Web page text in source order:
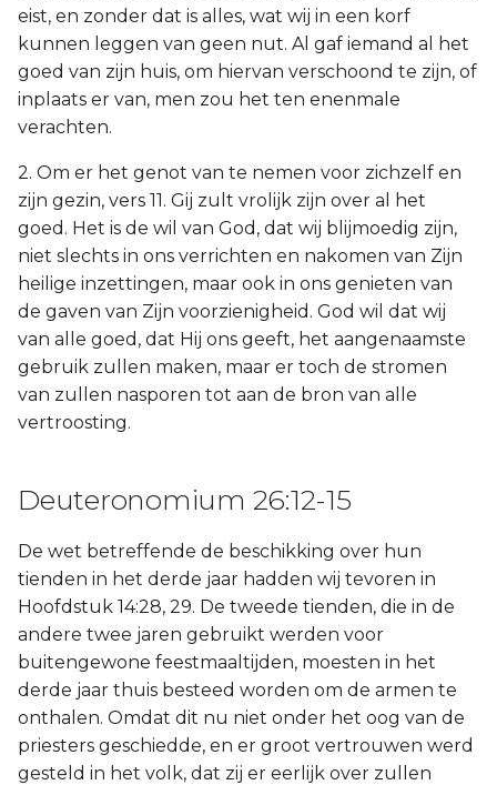
eist, en zonder dat is alles, wat wij in een korf
kunnen leggen van geen nut. Al gaf iemand al het
goed van zijn huis, om hiervan verschoond te zijn, of
inplaats er van, men zou het ten enenmale
verachten.
2. Om er het genot van te nemen voor zichzelf en
zijn gezin, vers 11. Gij zult vrolijk zijn over al het
goed. Het is de wil van God, dat wij blijmoedig zijn,
niet slechts in ons verrichten en nakomen van Zijn
heilige inzettingen, maar ook in ons genieten van
de gaven van Zijn voorzienigheid. God wil dat wij
van alle goed, dat Hij ons geeft, het aangenaamste
gebruik zullen maken, maar er toch de stromen
van zullen nasporen tot aan de bron van alle
vertroosting.
Deuteronomium 26:12-15
De wet betreffende de beschikking over hun
tienden in het derde jaar hadden wij tevoren in
Hoofdstuk 14:28, 29. De tweede tienden, die in de
andere twee jaren gebruikt werden voor
buitengewone feestmaaltijden, moesten in het
derde jaar thuis besteed worden om de armen te
onthalen. Omdat dit nu niet onder het oog van de
priesters geschiedde, en er groot vertrouwen werd
gesteld in het volk, dat zij er eerlijk over zullen